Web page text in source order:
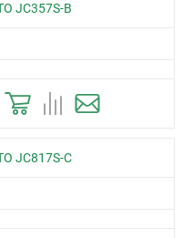
JC357S-B
JC817S-C